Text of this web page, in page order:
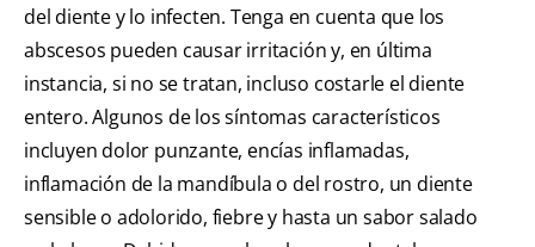
del diente y lo infecten. Tenga en cuenta que los
abscesos pueden causar irritación y, en última
instancia, si no se tratan, incluso costarle el diente
entero. Algunos de los síntomas característicos
incluyen dolor punzante, encías inflamadas,
inflamación de la mandíbula o del rostro, un diente
sensible o adolorido, fiebre y hasta un sabor salado